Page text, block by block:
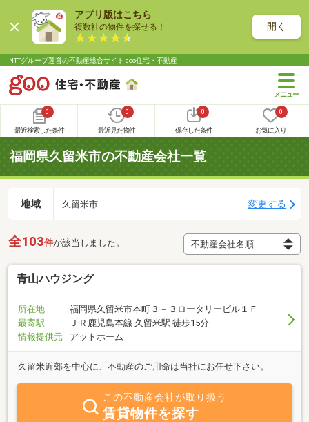
アプリ版はこちら
複数社の物件を探せる！ 開く
NTTグループ運営の不動産総合サイト goo住宅・不動産
0
最近検索した条件
0
最近見た物件
0
保存した条件
0
お気に入り
福岡県久留米市の不動産会社一覧
地域 久留米市 変更する
全103件が該当しました。
青山ハウジング
所在地
福岡県久留米市本町３－３ロータリービル１Ｆ
最寄駅
ＪＲ鹿児島本線 久留米駅 徒歩15分
情報提供元
アットホーム
久留米近郊を中心に、不動産のご用命は当社にお任せ下さい。
この不動産会社が取り扱う
賃貸物件を探す